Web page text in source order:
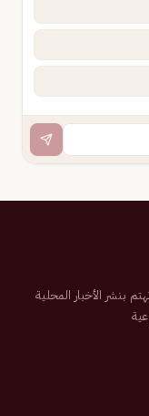
سعودية تم تأسيسها عام 2007م تهتم بنشر الأخبار المحلية